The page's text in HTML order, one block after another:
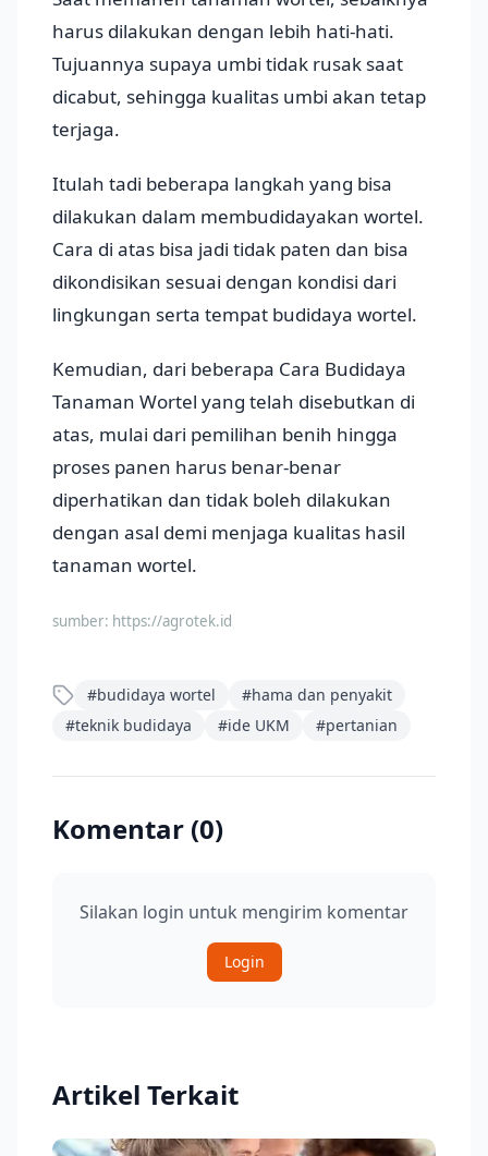
harus dilakukan dengan lebih hati-hati.
Tujuannya supaya umbi tidak rusak saat
dicabut, sehingga kualitas umbi akan tetap
terjaga.
Itulah tadi beberapa langkah yang bisa
dilakukan dalam membudidayakan wortel.
Cara di atas bisa jadi tidak paten dan bisa
dikondisikan sesuai dengan kondisi dari
lingkungan serta tempat budidaya wortel.
Kemudian, dari beberapa Cara Budidaya
Tanaman Wortel yang telah disebutkan di
atas, mulai dari pemilihan benih hingga
proses panen harus benar-benar
diperhatikan dan tidak boleh dilakukan
dengan asal demi menjaga kualitas hasil
tanaman wortel.
sumber: https://agrotek.id
#budidaya wortel #hama dan penyakit
#teknik budidaya #ide UKM #pertanian
Komentar (0)
Silakan login untuk mengirim komentar
Login
Artikel Terkait